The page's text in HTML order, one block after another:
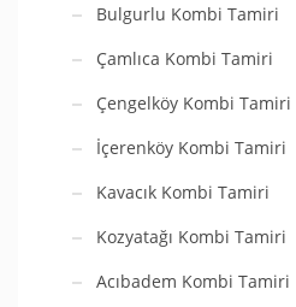
Bulgurlu Kombi Tamiri
Çamlıca Kombi Tamiri
Çengelköy Kombi Tamiri
İçerenköy Kombi Tamiri
Kavacık Kombi Tamiri
Kozyatağı Kombi Tamiri
Acıbadem Kombi Tamiri